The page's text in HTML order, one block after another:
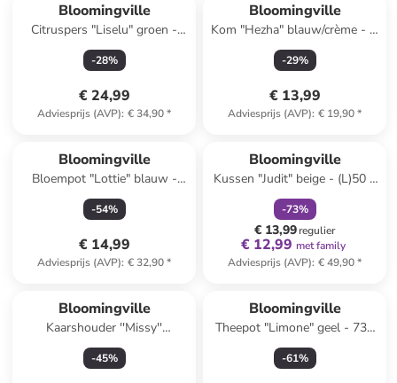
Bloomingville
Citruspers "Liselu" groen -
(H)15,5 x Ø 17 cm
-28%
€ 24,99
Adviesprijs (AVP): € 34,90*
Bloomingville
Kom "Hezha" blauw/crème - Ø
13 cm
-29%
€ 13,99
Adviesprijs (AVP): € 19,90*
Bloomingville
Bloempot "Lottie" blauw -
(H)16 x Ø 17 cm
-54%
€ 14,99
Adviesprijs (AVP): € 32,90*
Bloomingville
Kussen "Judit" beige - (L)50 x
(B)50 cm
-73%
€ 13,99regulier
€ 12,99 met family
Adviesprijs (AVP): € 49,90*
Bloomingville
Kaarshouder ''Missy''
lichtroze/beige - (B)20 x
(H)14,5 x (D)6,5 cm
-45%
Bloomingville
Theepot "Limone" geel - 730
ml
-61%